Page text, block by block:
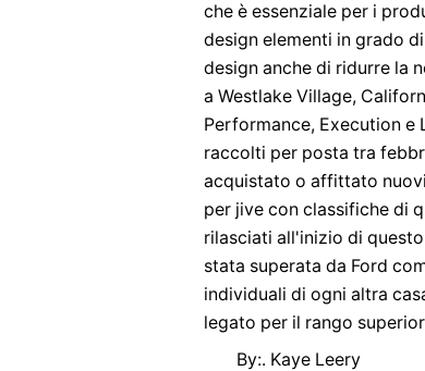
che è essenziale per i
design elementi in grado
design anche di ridurre la
a Westlake Village,
Performance, Execution e
raccolti per posta tra
acquistato o affittato
per jive con classifiche di
rilasciati all'inizio di
stata superata da Ford
individuali di ogni altra
legato per il rango
By:. Kaye Leery